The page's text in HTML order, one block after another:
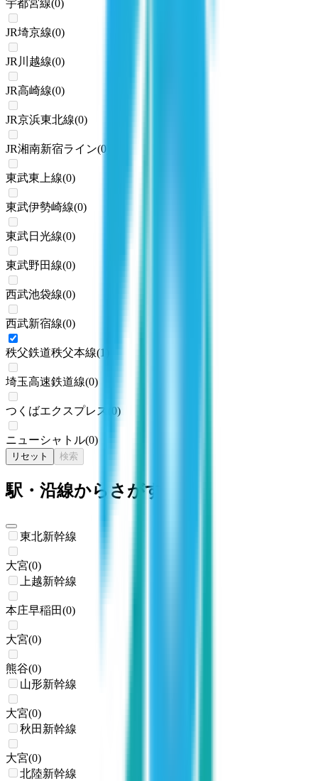
宇都宮線(0)
JR埼京線(0)
JR川越線(0)
JR高崎線(0)
JR京浜東北線(0)
JR湘南新宿ライン(0
東武東上線(0)
東武伊勢崎線(0)
東武日光線(0)
東武野田線(0)
西武池袋線(0)
西武新宿線(0)
秩父鉄道秩父本線(1
埼玉高速鉄道線(0)
つくばエクスプレス 0)
ニューシャトル(0)
リセット 検索
駅・沿線からさがす
東北新幹線
大宮(0)
上越新幹線
本庄早稲田(0)
大宮(0)
熊谷(0)
山形新幹線
大宮(0)
秋田新幹線
大宮(0)
北陸新幹線